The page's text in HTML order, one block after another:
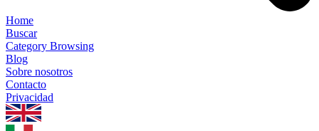
Home
Buscar
Category Browsing
Blog
Sobre nosotros
Contacto
Privacidad